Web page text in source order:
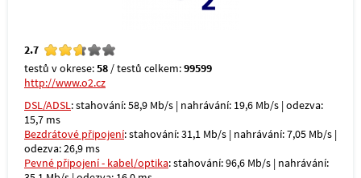
2.7
testů v okrese:58 / testů celkem:99599
http://www.o2.cz
DSL/ADSL: stahování: 58,9 Mb/s | nahrávání: 19,6 Mb/s | odezva:
15,7 ms
Bezdrátové připojení: stahování: 31,1 Mb/s | nahrávání: 7,05 Mb/s |
odezva: 26,9 ms
Pevné připojení - kabel/optika: stahování: 96,6 Mb/s | nahrávání: